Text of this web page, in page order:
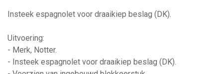
Insteek espagnolet voor draaikiep beslag (DK).
Uitvoering:
- Merk, Notter.
- Insteek espagnolet voor draaikiep beslag (DK).